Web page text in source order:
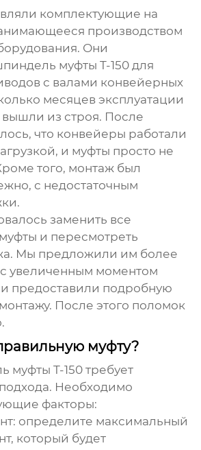
комплектующие на
производством
Они
муфты T-150 для
с валами конвейерных
месяцев эксплуатации
вышли из строя. После
что конвейеры работали
и муфты просто не
того, монтаж был
с недостаточным
заменить все
и пересмотреть
Мы предложили им более
увеличенным моментом
предоставили подробную
После этого поломок
муфту?
муфты T-150 требует
Необходимо
факторы:
определите максимальный
который будет